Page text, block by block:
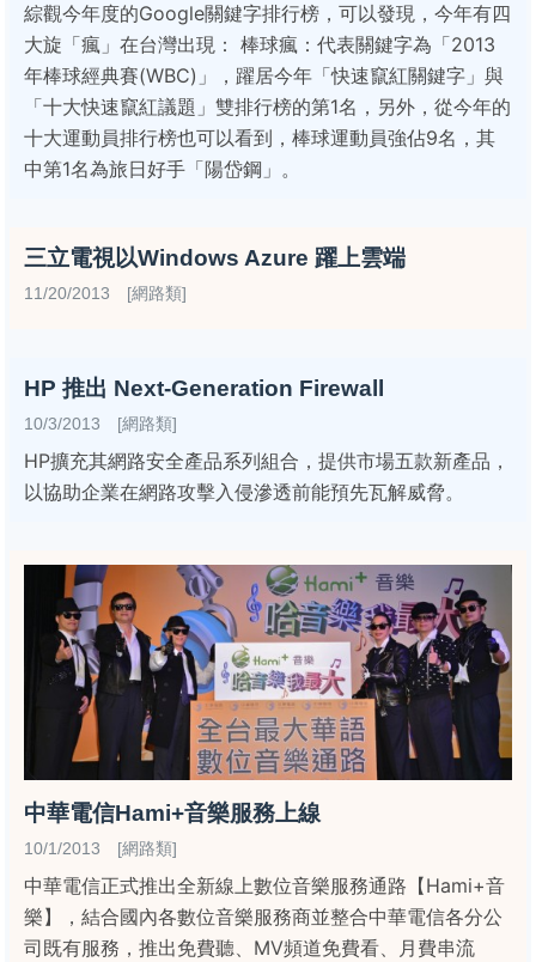
綜觀今年度的Google關鍵字排行榜，可以發現，今年有四
大旋「瘋」在台灣出現： 棒球瘋：代表關鍵字為「2013
年棒球經典賽(WBC)」，躍居今年「快速竄紅關鍵字」與
「十大快速竄紅議題」雙排行榜的第1名，另外，從今年的
十大運動員排行榜也可以看到，棒球運動員強佔9名，其
中第1名為旅日好手「陽岱鋼」。
三立電視以Windows Azure 躍上雲端
11/20/2013 [網路類]
HP 推出 Next-Generation Firewall
10/3/2013 [網路類]
HP擴充其網路安全產品系列組合，提供市場五款新產品，
以協助企業在網路攻擊入侵滲透前能預先瓦解威脅。
中華電信Hami+音樂服務上線
10/1/2013 [網路類]
中華電信正式推出全新線上數位音樂服務通路【Hami+音
樂】，結合國內各數位音樂服務商並整合中華電信各分公
司既有服務，推出免費聽、MV頻道免費看、月費串流